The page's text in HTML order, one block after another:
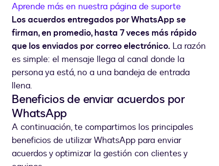
Aprende más en nuestra página de suporte
Los acuerdos entregados por WhatsApp se
firman, en promedio, hasta 7 veces más rápido
que los enviados por correo electrónico. La razón
es simple: el mensaje llega al canal donde la
persona ya está, no a una bandeja de entrada
llena.
Beneficios de enviar acuerdos por
WhatsApp
A continuación, te compartimos los principales
beneficios de utilizar WhatsApp para enviar
acuerdos y optimizar la gestión con clientes y